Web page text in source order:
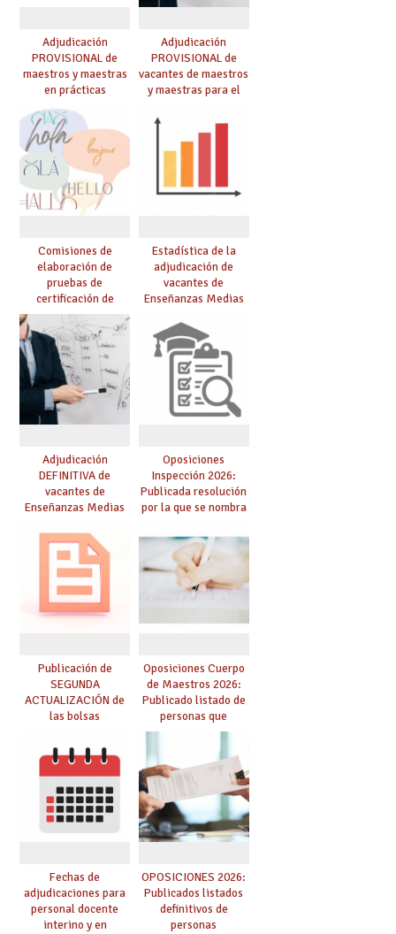
Adjudicación
PROVISIONAL de
maestros y maestras
en prácticas
Adjudicación
PROVISIONAL de
vacantes de maestros
y maestras para el
Comisiones de
elaboración de
pruebas de
certificación de
competencia
lingüística: publicada
resolución definitiva
Estadística de la
adjudicación de
vacantes de
Enseñanzas Medias
Adjudicación
DEFINITIVA de
vacantes de
Enseñanzas Medias
Oposiciones
Inspección 2026:
Publicada resolución
por la que se nombra
prácticas, se regulan
dichas prácticas y se
convoca acto público
de adjudicación
Publicación de
SEGUNDA
ACTUALIZACIÓN de
las bolsas
Cuerpo de Maestros
de especialidades
convocadas a
oposición
Oposiciones Cuerpo
de Maestros 2026:
Publicado listado de
personas que
adquieren nueva
especialidad
Fechas de
adjudicaciones para
personal docente
interino y en
OPOSICIONES 2026:
Publicados listados
definitivos de
personas